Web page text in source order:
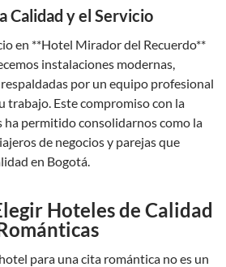
Calidad y el Servicio
en **Hotel Mirador del Recuerdo**
instalaciones modernas,
por un equipo profesional
trabajo. Este compromiso con la
ha permitido consolidarnos como la
de negocios y parejas que
en Bogotá.
Hoteles de Calidad
para una cita romántica no es un